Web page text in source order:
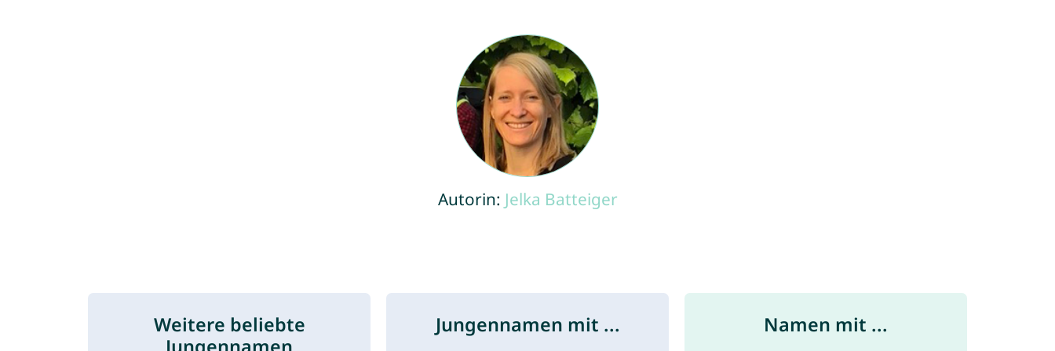
Autorin: Jelka Batteiger
Weitere beliebte
Jungennamen
Jungennamen mit ... Namen mit ...